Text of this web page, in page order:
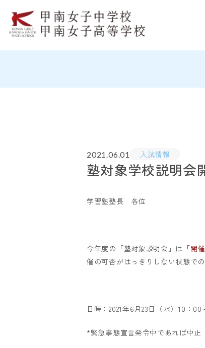
2021.06.01 入試情報
塾対象学校説明会
学習塾塾長 各位
今年度の「塾対象説明会」は 「開
催の可否がはっきりしない状態で
日時：2021年6月23日（水）10：00
*緊急事態宣言発令中であれば中止